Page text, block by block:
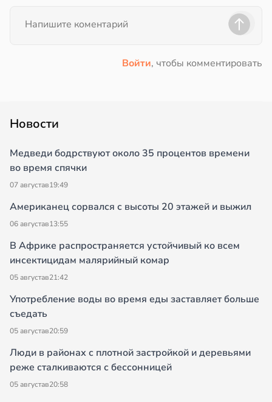
Войти, чтобы комментировать
Новости
Медведи бодрствуют около 35 процентов времени
во время спячки
07 августав19:49
Американец сорвался с высоты 20 этажей и выжил
06 августав13:55
В Африке распространяется устойчивый ко всем
инсектицидам малярийный комар
05 августав21:42
Употребление воды во время еды заставляет больше
съедать
05 августав20:59
Люди в районах с плотной застройкой и деревьями
реже сталкиваются с бессонницей
05 августав20:58